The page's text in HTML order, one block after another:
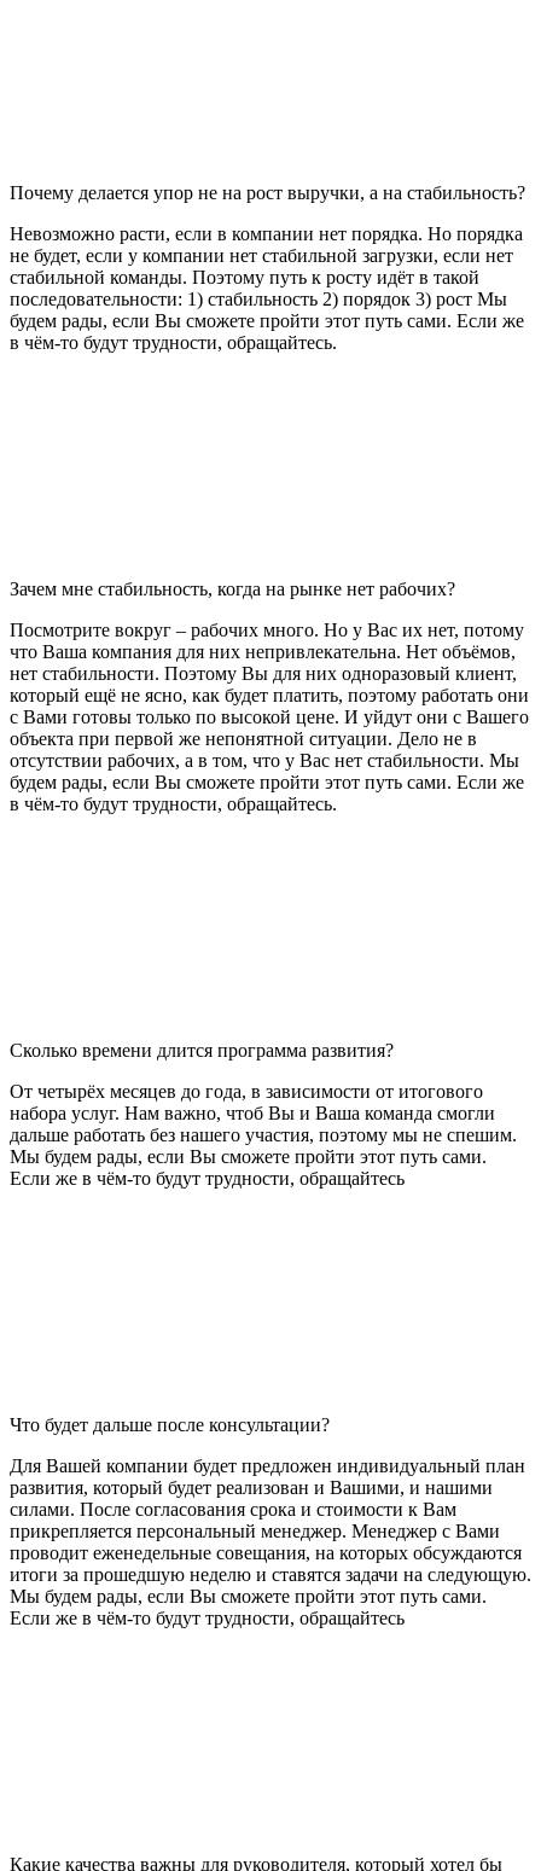
Почему делается упор не на рост выручки, а на стабильность?
Невозможно расти, если в компании нет порядка. Но порядка
не будет, если у компании нет стабильной загрузки, если нет
стабильной команды. Поэтому путь к росту идёт в такой
последовательности: 1) стабильность 2) порядок 3) рост Мы
будем рады, если Вы сможете пройти этот путь сами. Если же
в чём-то будут трудности, обращайтесь.
Зачем мне стабильность, когда на рынке нет рабочих?
Посмотрите вокруг – рабочих много. Но у Вас их нет, потому
что Ваша компания для них непривлекательна. Нет объёмов,
нет стабильности. Поэтому Вы для них одноразовый клиент,
который ещё не ясно, как будет платить, поэтому работать они
с Вами готовы только по высокой цене. И уйдут они с Вашего
объекта при первой же непонятной ситуации. Дело не в
отсутствии рабочих, а в том, что у Вас нет стабильности. Мы
будем рады, если Вы сможете пройти этот путь сами. Если же
в чём-то будут трудности, обращайтесь.
Сколько времени длится программа развития?
От четырёх месяцев до года, в зависимости от итогового
набора услуг. Нам важно, чтоб Вы и Ваша команда смогли
дальше работать без нашего участия, поэтому мы не спешим.
Мы будем рады, если Вы сможете пройти этот путь сами.
Если же в чём-то будут трудности, обращайтесь
Что будет дальше после консультации?
Для Вашей компании будет предложен индивидуальный план
развития, который будет реализован и Вашими, и нашими
силами. После согласования срока и стоимости к Вам
прикрепляется персональный менеджер. Менеджер с Вами
проводит еженедельные совещания, на которых обсуждаются
итоги за прошедшую неделю и ставятся задачи на следующую.
Мы будем рады, если Вы сможете пройти этот путь сами.
Если же в чём-то будут трудности, обращайтесь
Какие качества важны для руководителя, который хотел бы